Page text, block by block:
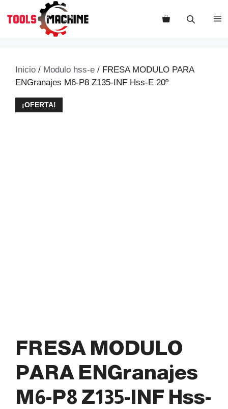
Inicio / Modulo hss-e / FRESA MODULO PARA
ENGranajes M6-P8 Z135-INF Hss-E 20º
¡OFERTA!
FRESA MODULO
PARA ENGranajes
M6-P8 Z135-INF Hss-